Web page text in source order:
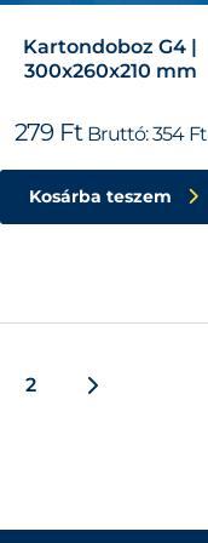
Kartondoboz G4 |
300x260x210 mm
279 Ft Bruttó:354 Ft
Kosárba teszem
2